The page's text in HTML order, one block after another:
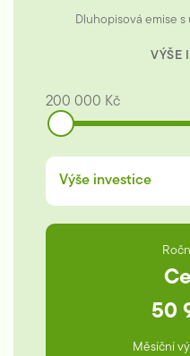
Dluhopisová emise s
VÝŠE
200 000 Kč
Výše investice
50
Měsíční